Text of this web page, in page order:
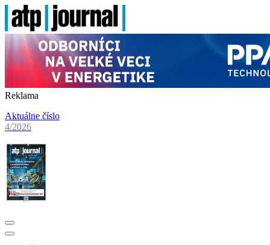
Reklama
Aktuálne číslo
4/2026